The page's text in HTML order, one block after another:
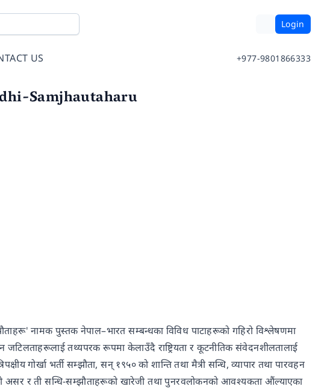
Login
US +977-9801866333
Samjhautaharu
नामक पुस्तक नेपाल–भारत सम्बन्धका विविध पाटाहरूको गहिरो विश्लेषणमा
तथ्यपरक रूपमा केलाउँदै राष्ट्रियता र कूटनीतिक संवेदनशीलतालाई
गोर्खा भर्ती सम्झौता, सन् १९५० को शान्ति तथा मैत्री सन्धि, व्यापार तथा पारवहन
असर र ती सन्धि-सम्झौताहरूको खारेजी तथा पुनरवलोकनको आवश्यकता औंल्याएका